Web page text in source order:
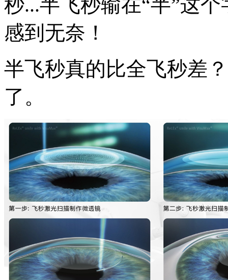
秒...半飞秒输在“半”这
感到无奈！
半飞秒真的比全飞秒差
了。